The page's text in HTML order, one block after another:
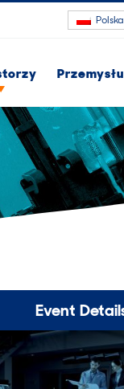
Polska
Przemysłu
Event